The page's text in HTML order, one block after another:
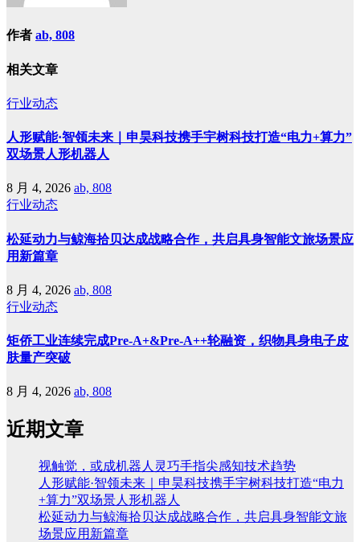
作者 ab, 808
相关文章
行业动态
人形赋能·智领未来｜申昊科技携手宇树科技打造“电力+算力”
双场景人形机器人
8 月 4, 2026 ab, 808
行业动态
松延动力与鲸海拾贝达成战略合作，共启具身智能文旅场景应
用新篇章
8 月 4, 2026 ab, 808
行业动态
矩侨工业连续完成Pre-A+&Pre-A++轮融资，织物具身电子皮
肤量产突破
8 月 4, 2026 ab, 808
近期文章
视触觉，或成机器人灵巧手指尖感知技术趋势
人形赋能·智领未来｜申昊科技携手宇树科技打造“电力
+算力”双场景人形机器人
松延动力与鲸海拾贝达成战略合作，共启具身智能文旅
场景应用新篇章